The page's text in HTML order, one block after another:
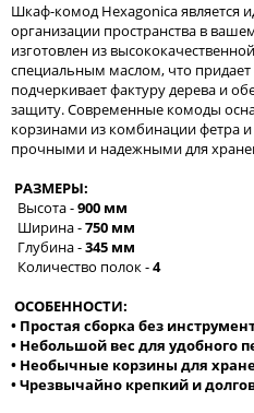
Шкаф-комод Hexagonica является
организации пространства в
изготовлен из
специальным маслом, что придает
подчеркивает фактуру дерева и
защиту. Современные комоды
корзинами из комбинации фетра и
прочными и надежными для
РАЗМЕРЫ:
Высота -900 мм
Ширина -750 мм
Глубина -345 мм
Количество полок -4
ОСОБЕННОСТИ:
• Простая сборка без
• Небольшой вес для удобного
• Необычные корзины для
• Чрезвычайно крепкий и